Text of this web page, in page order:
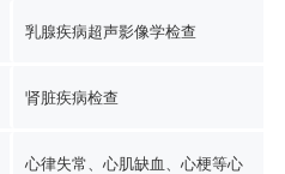
乳腺疾病超声影像学检查
肾脏疾病检查
心律失常、心肌缺血、心梗等心